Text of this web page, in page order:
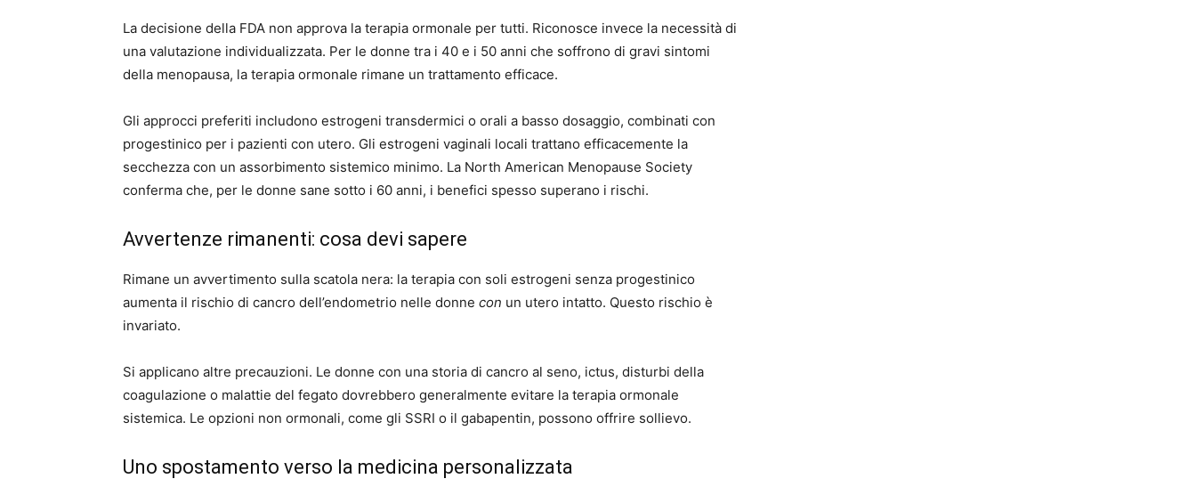
La decisione della FDA non approva la terapia ormonale per tutti. Riconosce invece la necessità di
una valutazione individualizzata. Per le donne tra i 40 e i 50 anni che soffrono di gravi sintomi
della menopausa, la terapia ormonale rimane un trattamento efficace.
Gli approcci preferiti includono estrogeni transdermici o orali a basso dosaggio, combinati con
progestinico per i pazienti con utero. Gli estrogeni vaginali locali trattano efficacemente la
secchezza con un assorbimento sistemico minimo. La North American Menopause Society
conferma che, per le donne sane sotto i 60 anni, i benefici spesso superano i rischi.
Avvertenze rimanenti: cosa devi sapere
Rimane un avvertimento sulla scatola nera: la terapia con soli estrogeni senza progestinico
aumenta il rischio di cancro dell’endometrio nelle donne con un utero intatto. Questo rischio è
invariato.
Si applicano altre precauzioni. Le donne con una storia di cancro al seno, ictus, disturbi della
coagulazione o malattie del fegato dovrebbero generalmente evitare la terapia ormonale
sistemica. Le opzioni non ormonali, come gli SSRI o il gabapentin, possono offrire sollievo.
Uno spostamento verso la medicina personalizzata